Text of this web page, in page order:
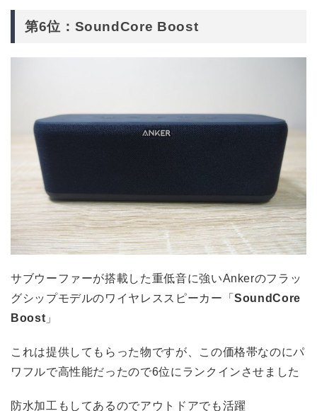
第6位：SoundCore Boost
サブウーファーが搭載した重低音に強いAnkerのフラッ
グシップモデルのワイヤレススピーカー「SoundCore
Boost 」
これは提供してもらった物ですが、この価格帯なのにパ
ワフルで高性能だったので6位にランクインさせました
防水加工もしてあるのでアウトドアでも活躍